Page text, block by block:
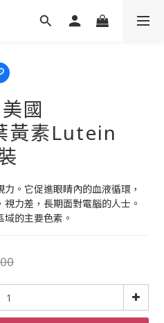
國
黃素Lutein
。它促進眼睛內的血液循環，
力差，長期面對電腦的人士。
的主要色素。